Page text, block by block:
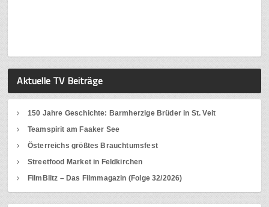
Aktuelle TV Beiträge
150 Jahre Geschichte: Barmherzige Brüder in St. Veit
Teamspirit am Faaker See
Österreichs größtes Brauchtumsfest
Streetfood Market in Feldkirchen
FilmBlitz – Das Filmmagazin (Folge 32/2026)